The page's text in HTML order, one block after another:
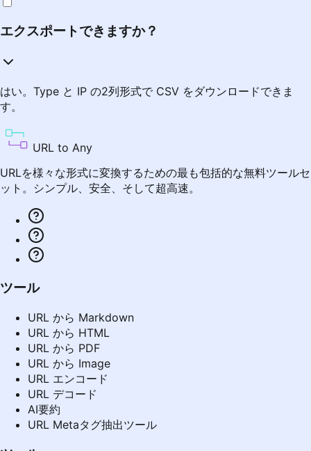
エクスポートできますか？
はい。Type と IP の2列形式で CSV をダウンロードできま
す。
URL to Any
URLを様々な形式に変換するための最も包括的な無料ツールセ
ット。シンプル、安全、そして超高速。
ツール
URL から Markdown
URL から HTML
URL から PDF
URL から Image
URL エンコード
URL デコード
AI要約
URL Metaタグ抽出ツール